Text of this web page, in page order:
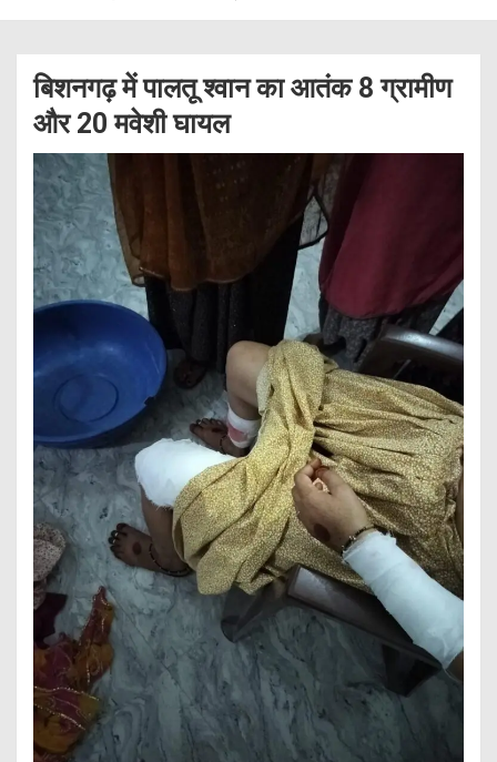
बिशनगढ़ में पालतू श्वान का आतंक 8 ग्रामीण
और 20 मवेशी घायल